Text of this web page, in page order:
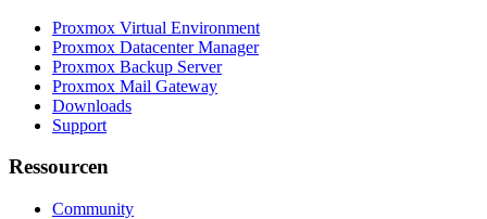
Proxmox Virtual Environment
Proxmox Datacenter Manager
Proxmox Backup Server
Proxmox Mail Gateway
Downloads
Support
Ressourcen
Community